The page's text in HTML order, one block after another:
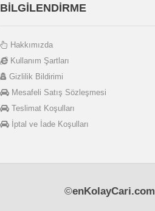
BİLGİLENDİRME
Hakkımızda
Kullanım Şartları
Gizlilik Bildirimi
Mesafeli Satış Sözleşmesi
Teslimat Koşulları
İptal ve İade Koşulları
©enKolayCari.com